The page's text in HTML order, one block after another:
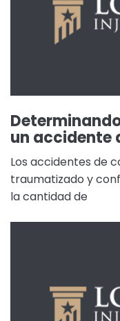
un accidente
Los accidentes de
traumatizado y
la cantidad de